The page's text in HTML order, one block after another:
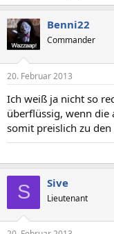
Benni22
Commander
20. Februar 2013
Ich weiß ja nicht so
überflüssig, wenn die
somit preislich zu
S Sive
Lieutenant